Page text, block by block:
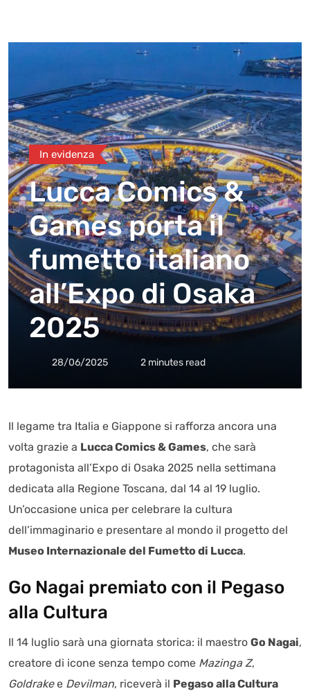
In evidenza
Lucca Comics &
Games porta il
fumetto italiano
all’Expo di Osaka
2025
28/06/2025 2 minutes read
Il legame tra Italia e Giappone si rafforza ancora una
volta grazie a Lucca Comics & Games, che sarà
protagonista all’Expo di Osaka 2025 nella settimana
dedicata alla Regione Toscana, dal 14 al 19 luglio.
Un’occasione unica per celebrare la cultura
dell’immaginario e presentare al mondo il progetto del
Museo Internazionale del Fumetto di Lucca.
Go Nagai premiato con il Pegaso
alla Cultura
Il 14 luglio sarà una giornata storica: il maestro Go Nagai,
creatore di icone senza tempo come Mazinga Z,
Goldrakee Devilman, riceverà il Pegaso alla Cultura